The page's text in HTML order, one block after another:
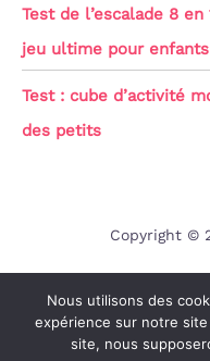
Test de l’escalade 8
jeu ultime pour enfants
Test : cube d’activité
des petits
Copyright ©
Nous utilisons des
expérience sur notre
site, nous